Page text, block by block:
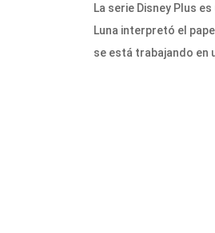
La serie Disney Plus
Luna interpretó el
se está trabajando en